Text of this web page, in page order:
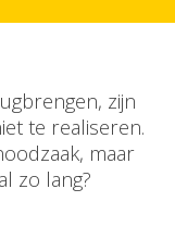
zijn
te realiseren.
maar
zo lang?